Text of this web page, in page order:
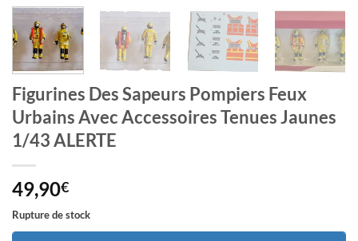
Figurines Des Sapeurs Pompiers Feux
Urbains Avec Accessoires Tenues Jaunes
1/43 ALERTE
49,90€
Rupture de stock